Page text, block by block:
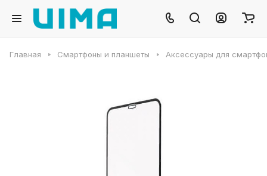
Главная Смартфоны и планшеты Аксессуары для